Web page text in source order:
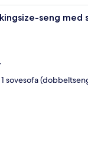
Et
seng med
sovesofa